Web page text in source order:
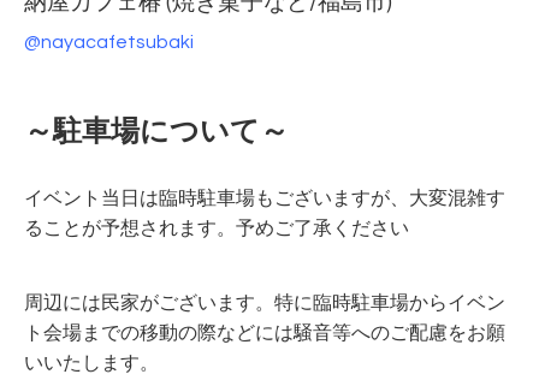
@nayacafetsubaki
～駐車場について～
イベント当日は臨時駐車場もございますが、大変混雑す
ることが予想されます。 予めご了承ください
周辺には民家がございます。特に臨時駐車場からイベン
ト会場までの移動の際などには騒音等へのご配慮をお願
いいたします。